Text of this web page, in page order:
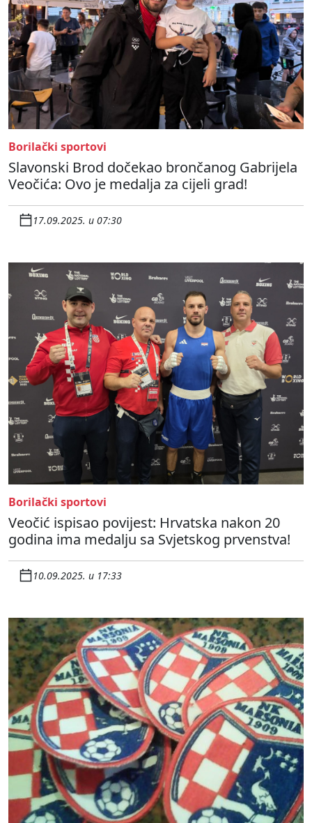
Borilački sportovi
Slavonski Brod dočekao brončanog Gabrijela
Veočića: Ovo je medalja za cijeli grad!
17.09.2025. u 07:30
Borilački sportovi
Veočić ispisao povijest: Hrvatska nakon 20
godina ima medalju sa Svjetskog prvenstva!
10.09.2025. u 17:33